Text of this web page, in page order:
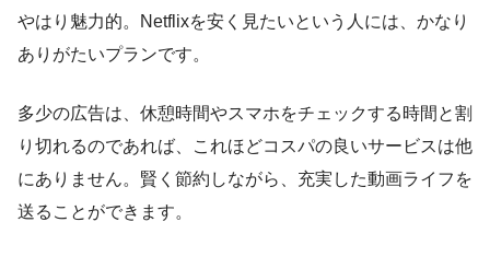
やはり魅力的。Netflixを安く見たいという人には、かなり
ありがたいプランです。
多少の広告は、休憩時間やスマホをチェックする時間と割
り切れるのであれば、これほどコスパの良いサービスは他
にありません。賢く節約しながら、充実した動画ライフを
送ることができます。